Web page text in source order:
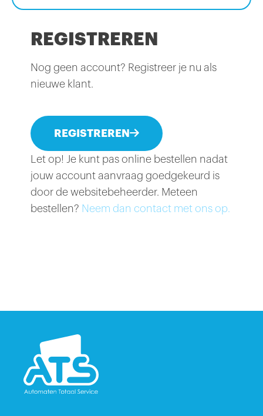
REGISTREREN
Nog geen account? Registreer je nu als
nieuwe klant.
REGISTREREN
Let op! Je kunt pas online bestellen nadat
jouw account aanvraag goedgekeurd is
door de websitebeheerder. Meteen
bestellen? Neem dan contact met ons op.